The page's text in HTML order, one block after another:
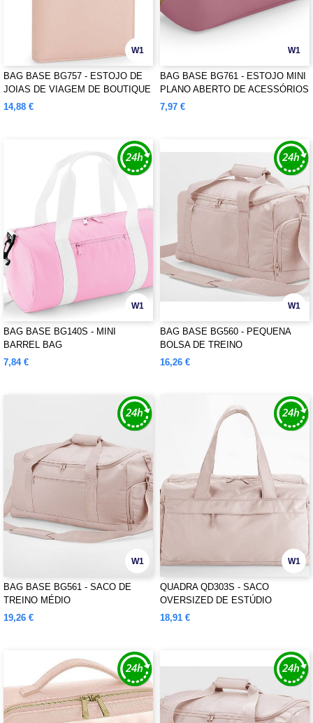
W1
BAG BASE BG757 - ESTOJO DE
JOIAS DE VIAGEM DE BOUTIQUE
14,88 €
W1
BAG BASE BG761 - ESTOJO MINI
PLANO ABERTO DE ACESSÓRIOS
BOUTIQUE
7,97 €
W1
BAG BASE BG140S - MINI
BARREL BAG
7,84 €
W1
BAG BASE BG560 - PEQUENA
BOLSA DE TREINO
16,26 €
W1
BAG BASE BG561 - SACO DE
TREINO MÉDIO
19,26 €
W1
QUADRA QD303S - SACO
OVERSIZED DE ESTÚDIO
18,91 €